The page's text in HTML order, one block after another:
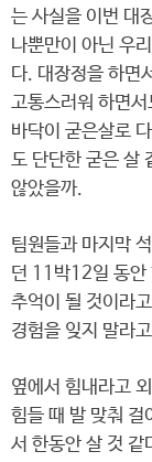
는 사실을 이번 대
나뿐만이 아닌 우
다. 대장정을 하면
고통스러워 하면
바닥이 굳은살로
도 단단한 굳은 살
않았을까.
팀원들과 마지막
던 11박12일 동안
추억이 될 것이라
경험을 잊지 말라
옆에서 힘내라고
힘들 때 발 맞춰 걸
서 한동안 살 것 같